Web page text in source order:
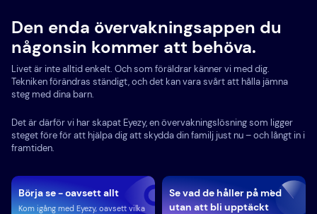
Den enda övervakningsappen du
någonsin kommer att behöva.
Livet är inte alltid enkelt. Och som föräldrar känner vi med dig.
Tekniken förändras ständigt, och det kan vara svårt att hålla jämna
steg med dina barn.
Det är därför vi har skapat Eyezy, en övervakningslösning som ligger
steget före för att hjälpa dig att skydda din familj just nu – och långt in i
framtiden.
Börja se - oavsett allt
Kom igång med Eyezy, oavsett vilka
Se vad de håller på med
utan att bli upptäckt